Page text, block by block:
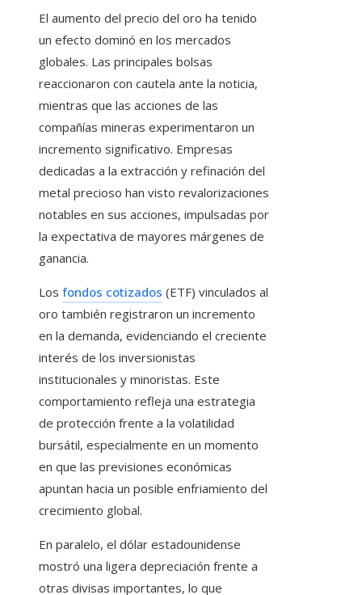
El aumento del precio del oro ha tenido
un efecto dominó en los mercados
globales. Las principales bolsas
reaccionaron con cautela ante la noticia,
mientras que las acciones de las
compañías mineras experimentaron un
incremento significativo. Empresas
dedicadas a la extracción y refinación del
metal precioso han visto revalorizaciones
notables en sus acciones, impulsadas por
la expectativa de mayores márgenes de
ganancia.
Los fondos cotizados (ETF) vinculados al
oro también registraron un incremento
en la demanda, evidenciando el creciente
interés de los inversionistas
institucionales y minoristas. Este
comportamiento refleja una estrategia
de protección frente a la volatilidad
bursátil, especialmente en un momento
en que las previsiones económicas
apuntan hacia un posible enfriamiento del
crecimiento global.
En paralelo, el dólar estadounidense
mostró una ligera depreciación frente a
otras divisas importantes, lo que